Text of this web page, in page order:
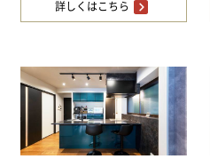
詳しくはこちら